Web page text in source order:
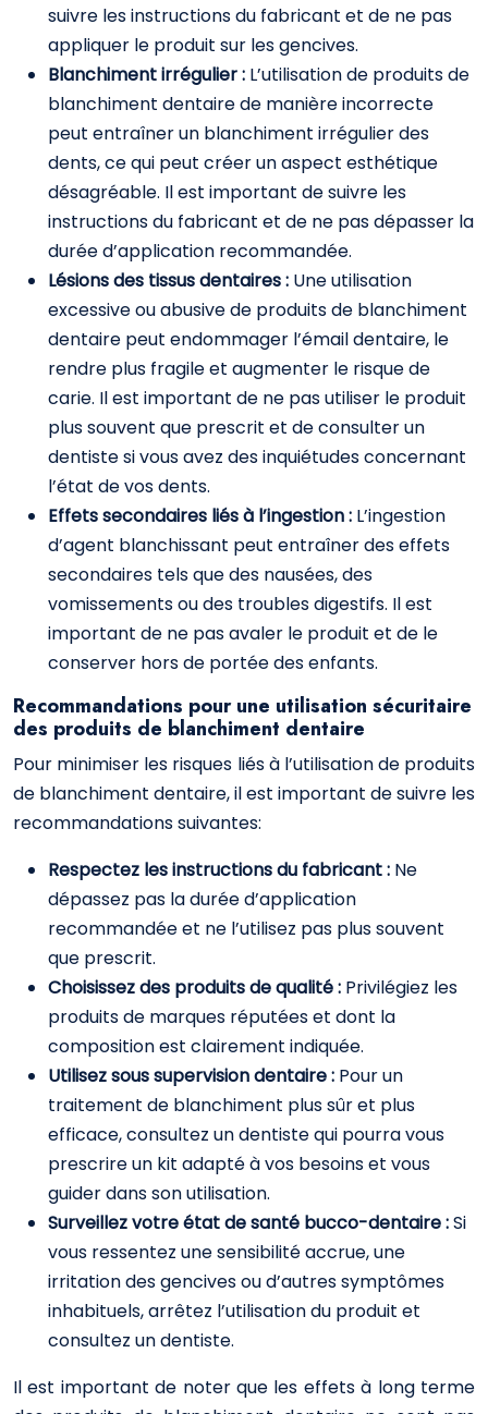
suivre les instructions du fabricant et de ne pas
appliquer le produit sur les gencives.
Blanchiment irrégulier : L’utilisation de produits de
blanchiment dentaire de manière incorrecte
peut entraîner un blanchiment irrégulier des
dents, ce qui peut créer un aspect esthétique
désagréable. Il est important de suivre les
instructions du fabricant et de ne pas dépasser la
durée d’application recommandée.
Lésions des tissus dentaires : Une utilisation
excessive ou abusive de produits de blanchiment
dentaire peut endommager l’émail dentaire, le
rendre plus fragile et augmenter le risque de
carie. Il est important de ne pas utiliser le produit
plus souvent que prescrit et de consulter un
dentiste si vous avez des inquiétudes concernant
l’état de vos dents.
Effets secondaires liés à l’ingestion : L’ingestion
d’agent blanchissant peut entraîner des effets
secondaires tels que des nausées, des
vomissements ou des troubles digestifs. Il est
important de ne pas avaler le produit et de le
conserver hors de portée des enfants.
Recommandations pour une utilisation sécuritaire
des produits de blanchiment dentaire
Pour minimiser les risques liés à l’utilisation de produits
de blanchiment dentaire, il est important de suivre les
recommandations suivantes:
Respectez les instructions du fabricant : Ne
dépassez pas la durée d’application
recommandée et ne l’utilisez pas plus souvent
que prescrit.
Choisissez des produits de qualité : Privilégiez les
produits de marques réputées et dont la
composition est clairement indiquée.
Utilisez sous supervision dentaire : Pour un
traitement de blanchiment plus sûr et plus
efficace, consultez un dentiste qui pourra vous
prescrire un kit adapté à vos besoins et vous
guider dans son utilisation.
Surveillez votre état de santé bucco-dentaire :Si
vous ressentez une sensibilité accrue, une
irritation des gencives ou d’autres symptômes
inhabituels, arrêtez l’utilisation du produit et
consultez un dentiste.
Il est important de noter que les effets à long terme